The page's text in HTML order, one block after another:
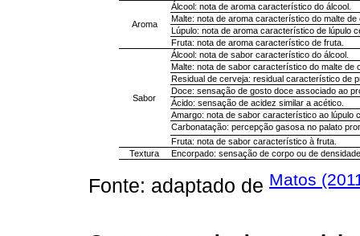
Aroma
Álcool: nota de aroma característico do álcool.
Malte: nota de aroma característico do malte de
Lúpulo: nota de aroma característico de lúpulo
Fruta: nota de aroma característico de fruta.
Sabor
Álcool: nota de sabor característico do álcool.
Malte: nota de sabor característico do malte de
Residual de cerveja: residual característico de
Doce: sensação de gosto doce associado ao
Ácido: sensação de acidez similar a acético.
Amargo: nota de sabor característico ao lúpulo
Carbonatação: percepção gasosa no palato
Fruta: nota de sabor característico à fruta.
Textura
Encorpado: sensação de corpo ou de
Fonte: adaptado de Matos